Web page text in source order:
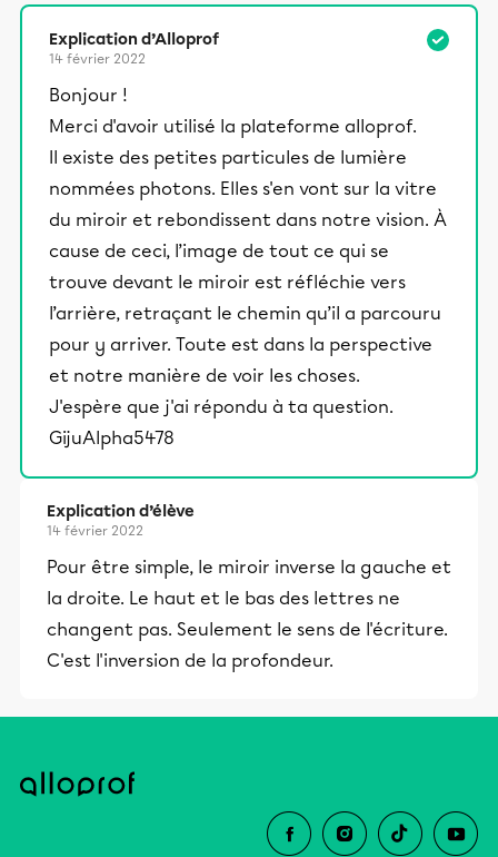
Explication d’Alloprof
14 février 2022
Bonjour !
Merci d'avoir utilisé la plateforme alloprof.
Il existe des petites particules de lumière
nommées photons. Elles s'en vont sur la vitre
du miroir et rebondissent dans notre vision. À
cause de ceci, l’image de tout ce qui se
trouve devant le miroir est réfléchie vers
l’arrière, retraçant le chemin qu’il a parcouru
pour y arriver. Toute est dans la perspective
et notre manière de voir les choses.
J'espère que j'ai répondu à ta question.
GijuAlpha5478
Explication d’élève
14 février 2022
Pour être simple, le miroir inverse la gauche et
la droite. Le haut et le bas des lettres ne
changent pas. Seulement le sens de l'écriture.
C'est l'inversion de la profondeur.